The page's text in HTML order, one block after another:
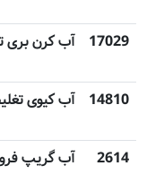
17029 آب کرن بری
14810
آب کیوی
2614 آب گریپ